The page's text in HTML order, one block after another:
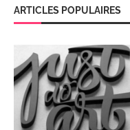
ARTICLES POPULAIRES